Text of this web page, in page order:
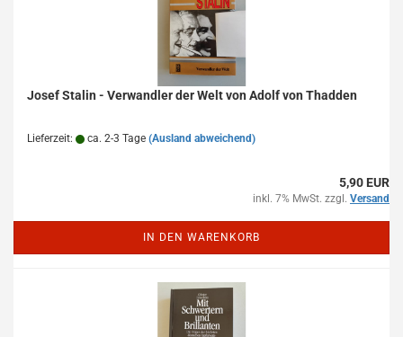
Josef Stalin - Verwandler der Welt von Adolf von Thadden
Lieferzeit: ca. 2-3 Tage (Ausland abweichend)
5,90 EUR
inkl. 7% MwSt. zzgl. Versand
IN DEN WARENKORB